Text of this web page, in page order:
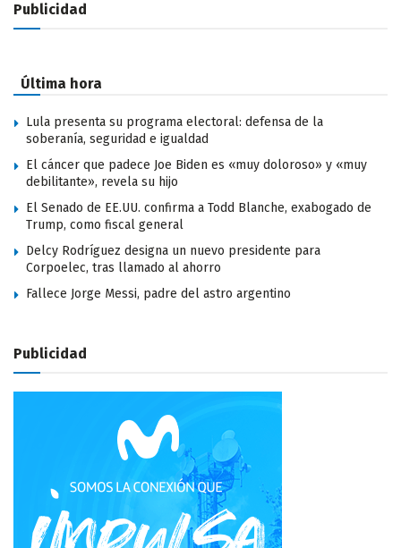
Publicidad
Última hora
Lula presenta su programa electoral: defensa de la
soberanía, seguridad e igualdad
El cáncer que padece Joe Biden es «muy doloroso» y «muy
debilitante», revela su hijo
El Senado de EE.UU. confirma a Todd Blanche, exabogado de
Trump, como fiscal general
Delcy Rodríguez designa un nuevo presidente para
Corpoelec, tras llamado al ahorro
Fallece Jorge Messi, padre del astro argentino
Publicidad